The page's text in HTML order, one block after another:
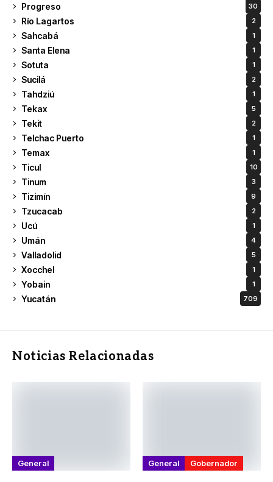
Progreso 30
Río Lagartos 2
Sahcabá 1
Santa Elena 1
Sotuta 1
Sucilá 2
Tahdziú 1
Tekax 5
Tekit 2
Telchac Puerto 1
Temax 1
Ticul 10
Tinum 3
Tizimín 9
Tzucacab 2
Ucú 1
Umán 4
Valladolid 5
Xocchel 1
Yobain 1
Yucatán 709
Noticias Relacionadas
General General Gobernador